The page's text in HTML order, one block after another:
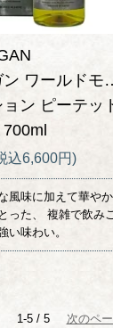
ワールドモルト
ン ピーテッ
700ml
込6,600円)
風味に加えて華や
った、 複雑で飲み
い味わい。
1-5 / 5 次のペ